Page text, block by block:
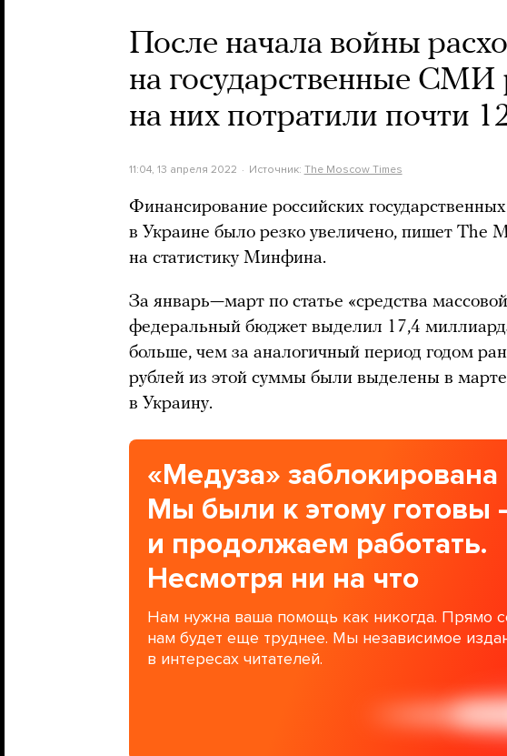
После начала войны
на государственные СМИ
на них потратили почти
11:04, 13 апреля 2022 Источник: The Moscow Times
Финансирование российских
в Украине было резко увеличено, пишет The
на статистику Минфина.
За январь—март по статье «средства
федеральный бюджет выделил 17,4
больше, чем за аналогичный период годом
рублей из этой суммы были выделены в
в Украину.
«Медуза» заблокирована
Мы были к этому готовы
и продолжаем работать.
Несмотря ни на что
Нам нужна ваша помощь как никогда. Прямо
нам будет еще труднее. Мы независимое
в интересах читателей.